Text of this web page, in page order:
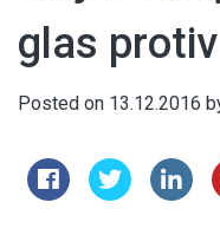
glas
Posted on 13.12.2016